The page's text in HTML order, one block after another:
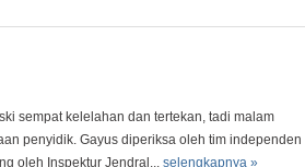
sempat kelelahan dan tertekan, tadi malam
penyidik. Gayus diperiksa oleh tim independen
oleh Inspektur Jendral... selengkapnya »